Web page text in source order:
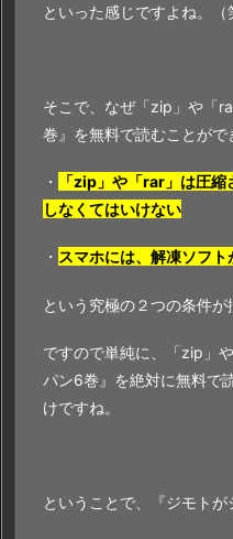
といった感じですよね。（
そこで、なぜ「zip」や「
巻』を無料で読むことがで
・
「zip」や「rar」は圧
しなくてはいけない
・ スマホには、解凍ソフ
という究極の２つの条件が
ですので単純に、「zip」
パン6巻』を絶対に無料で
けですね。
ということで、『ジモトが